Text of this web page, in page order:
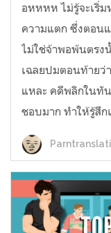
อหหหห ไม่รู้จะเริ่
ความแตก ซึ่งตอน
ไม่ใช่จ้าพอพ้นตรง
เฉลยปมตอนท้ายว่
แหละ คดีพลิกในทั
ชอบมาก ทำให้รู้สึ